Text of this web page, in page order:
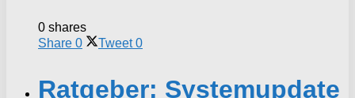
0 shares
Share 0 Tweet 0
Ratgeber: Systemupdate